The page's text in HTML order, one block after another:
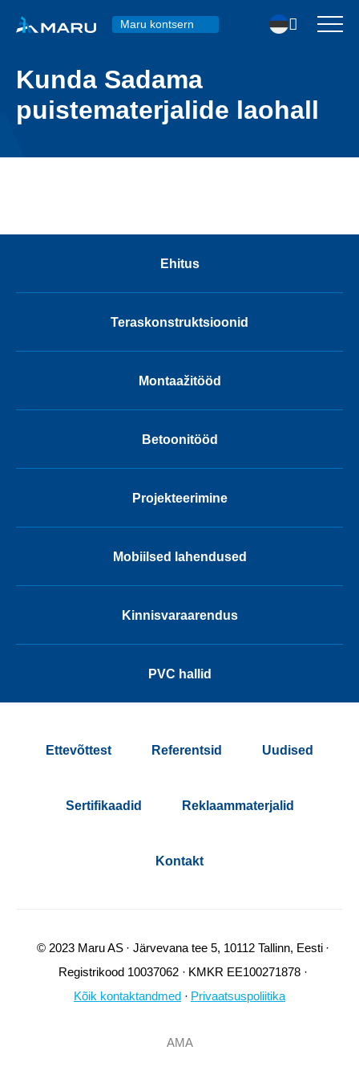
Maru kontsern
Kunda Sadama
puistematerjalide laohall
Ehitus
Teraskonstruktsioonid
Montaažitööd
Betoonitööd
Projekteerimine
Mobiilsed lahendused
Kinnisvaraarendus
PVC hallid
Ettevõttest Referentsid Uudised
Sertifikaadid Reklaammaterjalid
Kontakt
© 2023 Maru AS
Järvevana tee 5, 10112 Tallinn, Eesti
Registrikood 10037062
KMKR EE100271878
Kõik kontaktandmed
Privaatsuspoliitika
AMA